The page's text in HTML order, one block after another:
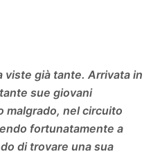
viste già tante. Arrivata in
sue giovani
malgrado, nel circuito
fortunatamente a
di trovare una sua